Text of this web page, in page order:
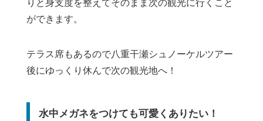
りと身支度を整えてそのまま次の観光に行くこと
ができます。
テラス席もあるので八重干瀬シュノーケルツアー
後にゆっくり休んで次の観光地へ！
水中メガネをつけても可愛くありたい！